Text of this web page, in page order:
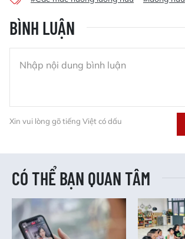
BÌNH LUẬN
Xin vui lòng gõ tiếng Việt có dấu
CÓ THỂ BẠN QUAN TÂM